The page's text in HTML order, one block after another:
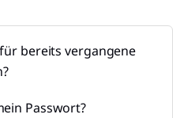
bereits vergangene
Passwort?